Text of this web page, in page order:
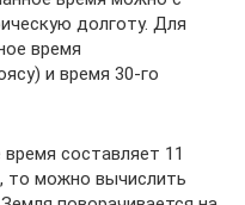
долготу. Для
время
и время 30-го
составляет 11
то можно вычислить